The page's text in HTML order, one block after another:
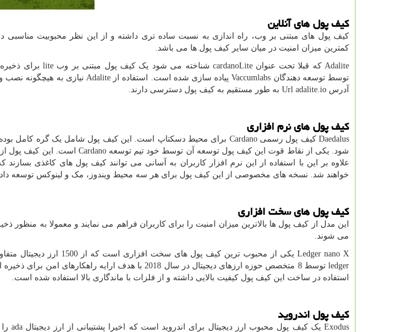
کیف پول های آنلاین
کیف پول های مبتنی بر وب، راه اندازی به نسبت ساده تری داشته و از این نظر محبوبیت مناسبی
کمترین میزان امنیت در میان سایر کیف پول ها می باشد.
Adalite که قبلا تحت عنوان cardanoLiteشناخته می شود یک کیف پول مبتنی بر وب liteبرای
توسط توسعه دهندگان Vaccumlabsپیاده سازی شده است. استفاده ازAdalite نیازی به هیچگونه نصب و
آدرس Url adalite.io به طور مستقیم به کیف پول دسترسی دارند.
کیف پول های نرم افزاری
Daedalusکیف پول رسمیCardano برای محیط دسکتاپ است. این کیف پول شامل یک گره کامل بوده
شود. یکی از نقاط قوت این کیف پول توسعه آن توسط خود تیم توسعهCardano است. این کیف پول از
علاوه بر این با استفاده از این نرم افزار کاربران به آسانی می توانند کیف پول های کاغذی
خواهند شد. نسخه های مخصوصی از این کیف پول برای هر سه محیط ویندوز، مک و لینوکس توسعه
کیف پول های سخت افزاری
این مدل از کیف پول ها بالاترین میزان امنیت را برای کاربران فراهم می نمایند و معمولا به منظور
می شوند.
Ledger nano X یکی از محبوب ترین کیف پول های سخت افزاری است که از 1500 ارز دیجیتال متفاوت از جمله
ledger
توسط 8 متخصص حوزه ارزهای دیجیتال در سال 2018 با هدف ارایه
استفاده در ساخت این کیف پول کیفیت بالایی داشته و از فلزات با ماندگاری بالا استفاده شده است.
کیف پول اندروید
Exodusیک کیف پول محبوب ارز دیجیتال برای اندروید است که اخیرا پشتیبانی از ارز دیجیتال adaرا